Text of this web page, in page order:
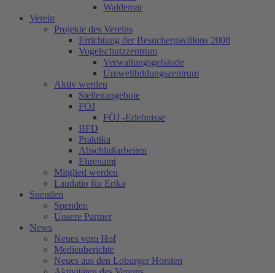
Waldemar
Verein
Projekte des Vereins
Errichtung der Besucherpavillons 2008
Vogelschutzzentrum
Verwaltungsgebäude
Umweltbildungszentrum
Aktiv werden
Stellenangebote
FÖJ
FÖJ -Erlebnisse
BFD
Praktika
Abschlußarbeiten
Ehrenamt
Mitglied werden
Laudatio für Erika
Spenden
Spenden
Unsere Partner
News
Neues vom Hof
Medienberichte
Neues aus den Loburger Horsten